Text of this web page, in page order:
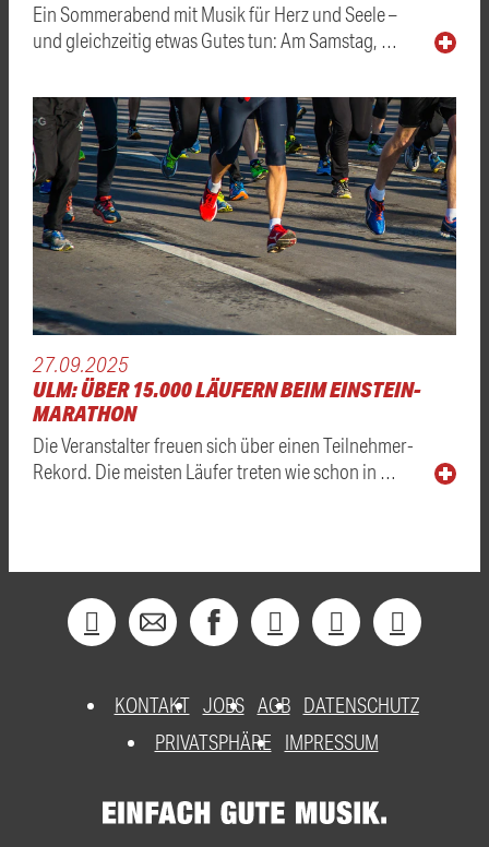
Ein Sommerabend mit Musik für Herz und Seele –
und gleichzeitig etwas Gutes tun: Am Samstag, …
27.09.2025
ULM: ÜBER 15.000 LÄUFERN BEIM EINSTEIN-
MARATHON
Die Veranstalter freuen sich über einen Teilnehmer-
Rekord. Die meisten Läufer treten wie schon in …
KONTAKT JOBS AGB DATENSCHUTZ
PRIVATSPHÄRE
IMPRESSUM